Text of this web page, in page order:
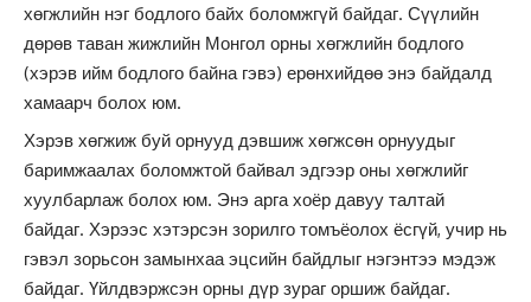
хөгжлийн нэг бодлого байх боломжгүй байдаг. Сүүлийн
дөрөв таван жижлийн Монгол орны хөгжлийн бодлого
(хэрэв ийм бодлого байна гэвэ) ерөнхийдөө энэ байдалд
хамаарч болох юм.
Хэрэв хөгжиж буй орнууд дэвшиж хөгжсөн орнуудыг
баримжаалах боломжтой байвал эдгээр оны хөгжлийг
хуулбарлаж болох юм. Энэ арга хоёр давуу талтай
байдаг. Хэрээс хэтэрсэн зорилго томъёолох ёсгүй, учир нь
гэвэл зорьсон замынхаа эцсийн байдлыг нэгэнтээ мэдэж
байдаг. Үйлдвэржсэн орны дүр зураг оршиж байдаг.